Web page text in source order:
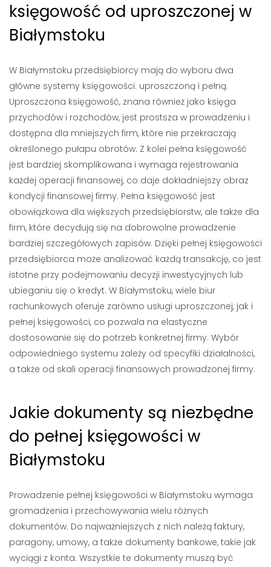
księgowość od uproszczonej w
Białymstoku
W Białymstoku przedsiębiorcy mają do wyboru dwa
główne systemy księgowości: uproszczoną i pełną.
Uproszczona księgowość, znana również jako księga
przychodów i rozchodów, jest prostsza w prowadzeniu i
dostępna dla mniejszych firm, które nie przekraczają
określonego pułapu obrotów. Z kolei pełna księgowość
jest bardziej skomplikowana i wymaga rejestrowania
każdej operacji finansowej, co daje dokładniejszy obraz
kondycji finansowej firmy. Pełna księgowość jest
obowiązkowa dla większych przedsiębiorstw, ale także dla
firm, które decydują się na dobrowolne prowadzenie
bardziej szczegółowych zapisów. Dzięki pełnej księgowości
przedsiębiorca może analizować każdą transakcję, co jest
istotne przy podejmowaniu decyzji inwestycyjnych lub
ubieganiu się o kredyt. W Białymstoku, wiele biur
rachunkowych oferuje zarówno usługi uproszczonej, jak i
pełnej księgowości, co pozwala na elastyczne
dostosowanie się do potrzeb konkretnej firmy. Wybór
odpowiedniego systemu zależy od specyfiki działalności,
a także od skali operacji finansowych prowadzonej firmy.
Jakie dokumenty są niezbędne
do pełnej księgowości w
Białymstoku
Prowadzenie pełnej księgowości w Białymstoku wymaga
gromadzenia i przechowywania wielu różnych
dokumentów. Do najważniejszych z nich należą faktury,
paragony, umowy, a także dokumenty bankowe, takie jak
wyciągi z konta. Wszystkie te dokumenty muszą być